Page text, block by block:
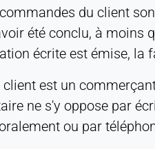
du client
été conclu, à moins
écrite est émise, la
client est un
ne s'y oppose par
ou par
comment le site web
les performances et la